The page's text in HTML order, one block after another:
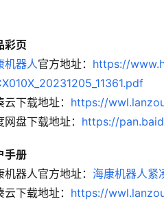
彩页
机器人官方地址： https://
云下载地址： https://
网盘下载地址： https://
手册
机器人官方地址： 海康机器人紧
云下载地址： https://